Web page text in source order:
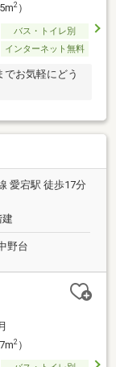
2）
バス・トイレ別
インターネット無料
お気軽にどう
愛宕駅 徒歩17分
野台
2）